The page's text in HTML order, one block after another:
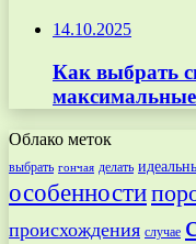
14.10.2025
Как выбрать
Облако меток
выбрать гончая делать
особенности
происхождения случае